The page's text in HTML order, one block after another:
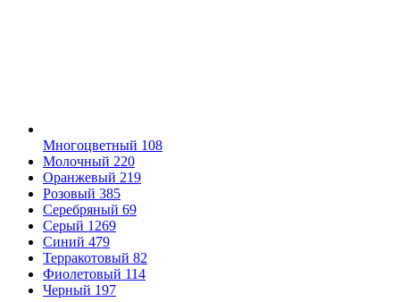
Многоцветный 108
Молочный 220
Оранжевый 219
Розовый 385
Серебряный 69
Серый 1269
Синий 479
Терракотовый 82
Фиолетовый 114
Черный 197